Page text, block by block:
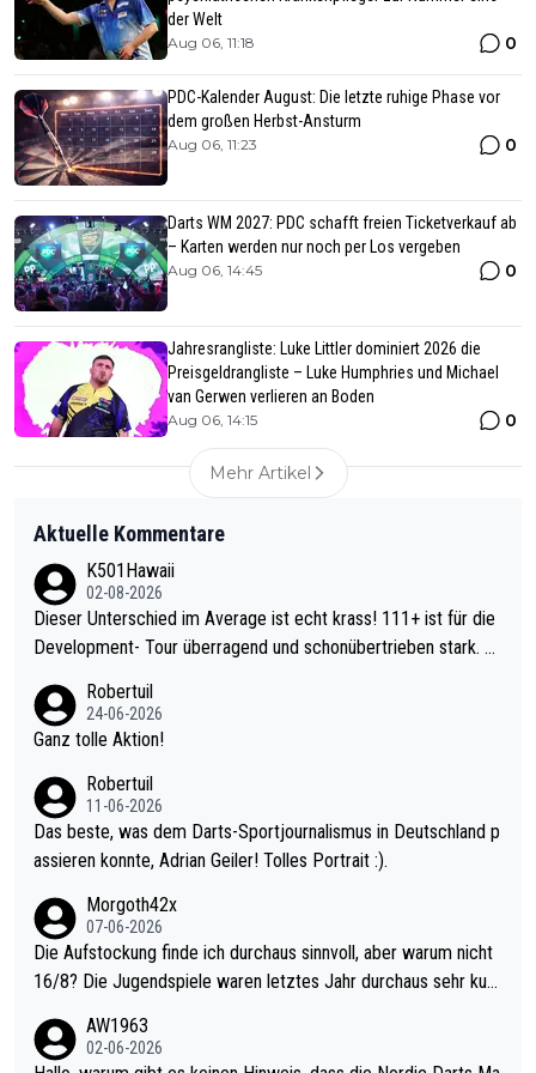
der Welt
Aug 06, 11:18 0
PDC-Kalender August: Die letzte ruhige Phase vor
dem großen Herbst-Ansturm
Aug 06, 11:23 0
Darts WM 2027: PDC schafft freien Ticketverkauf ab
– Karten werden nur noch per Los vergeben
Aug 06, 14:45 0
Jahresrangliste: Luke Littler dominiert 2026 die
Preisgeldrangliste – Luke Humphries und Michael
van Gerwen verlieren an Boden
Aug 06, 14:15 0
Mehr Artikel
Aktuelle Kommentare
K501Hawaii
02-08-2026
Dieser Unterschied im Average ist echt krass! 111+ ist für die
Development- Tour überragend und schonübertrieben stark. U
mal 40+ erst recht. Da gewinnst keinen Blumentopf - ist ja noc
h krasser wie ein Pokalspiel eines Kreisligisten vs einem Bund
Robertuil
24-06-2026
Ganz tolle Aktion!
Robertuil
11-06-2026
Das beste, was dem Darts-Sportjournalismus in Deutschland p
assieren konnte, Adrian Geiler! Tolles Portrait :).
Morgoth42x
07-06-2026
Die Aufstockung finde ich durchaus sinnvoll, aber warum nicht
16/8? Die Jugendspiele waren letztes Jahr durchaus sehr kurz
Allerdings ist Mitchell Lawrie als Nummer 1 der Welt eh qualifi
ziert. Somit ändert die automatische Qualifikation des Weltmei
AW1963
02-06-2026